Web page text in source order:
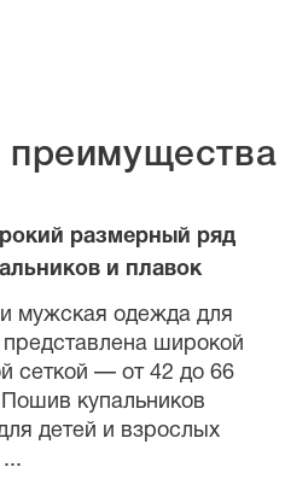
преимущества
размерный ряд
и плавок
мужская одежда для
представлена широкой
сеткой — от 42 до 66
купальников
детей и взрослых